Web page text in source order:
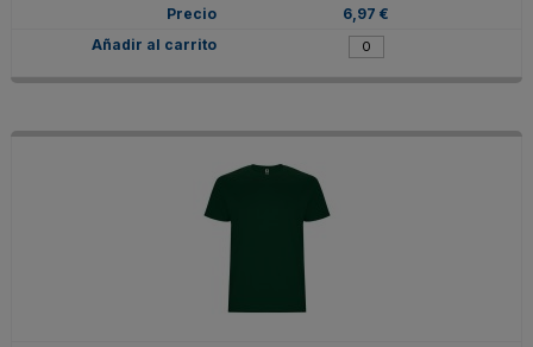
6,97 €